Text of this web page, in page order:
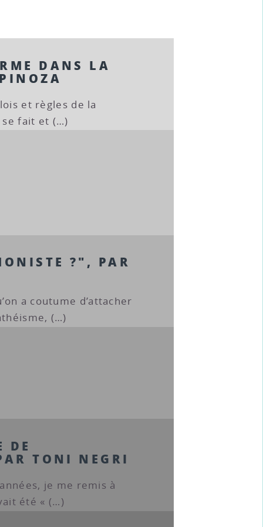
DANS LA
et règles de la
fait et (…)
?", PAR
a coutume d’attacher
(…)
DE
TONI NEGRI
je me remis à
été « (…)